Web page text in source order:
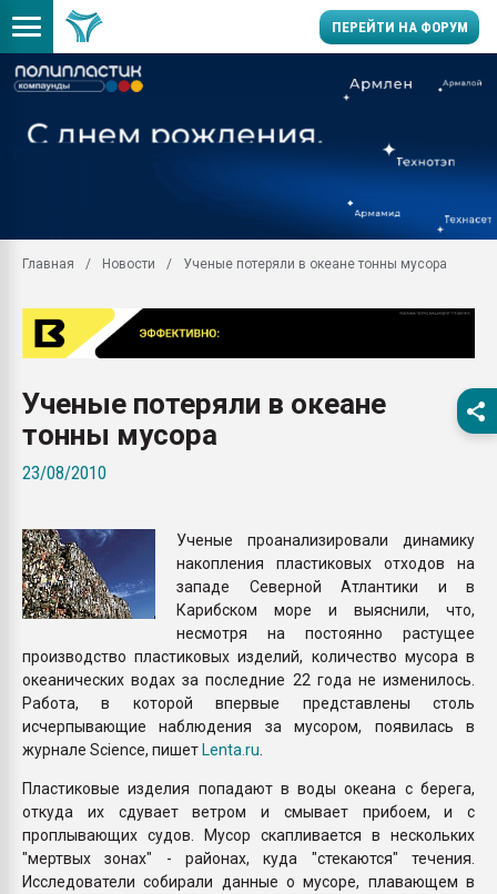
ПЕРЕЙТИ НА ФОРУМ
заводу пластмасс"
Помощь в подборе
Вакуум-формовочные
первый план в
бутылок
ПЕРЕЙТИ НА
Главная Новости Ученые потеряли в океане тонны мусора
Ученые потеряли в океане
тонны мусора
23/08/2010
Ученые проанализировали динамику
накопления пластиковых отходов на
западе Северной Атлантики и в
Карибском море и выяснили, что,
несмотря на постоянно растущее
производство пластиковых изделий, количество мусора в
океанических водах за последние 22 года не изменилось.
Работа, в которой впервые представлены столь
исчерпывающие наблюдения за мусором, появилась в
журнале Science, пишетLenta.ru
Пластиковые изделия попадают в воды океана с берега,
откуда их сдувает ветром и смывает прибоем, и с
проплывающих судов. Мусор скапливается в нескольких
"мертвых зонах" - районах, куда "стекаются" течения.
Исследователи собирали данные о мусоре, плавающем в